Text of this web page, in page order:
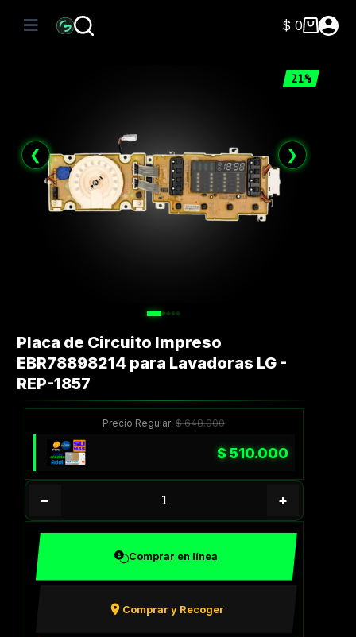
Carro
$ 0
21%
❮ ❯
Placa de Circuito Impreso
EBR78898214 para Lavadoras LG -
REP-1857
Precio Regular:$648.000
$510.000
− +
Comprar en línea
Comprar y Recoger